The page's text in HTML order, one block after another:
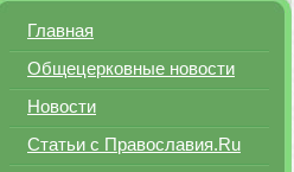
Главная
Общецерковные новости
Новости
Статьи с Православия.Ru